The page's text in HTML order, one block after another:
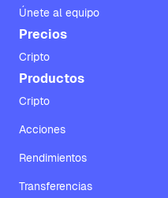
Únete al equipo
Precios
Cripto
Productos
Cripto
Acciones
Rendimientos
Transferencias